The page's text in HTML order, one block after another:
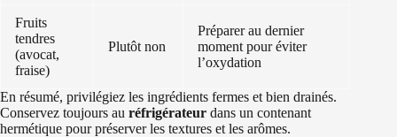
Fruits
tendres
(avocat,
fraise)
Plutôt non
Préparer au dernier
moment pour éviter
l’oxydation
En résumé, privilégiez les ingrédients fermes et bien drainés.
Conservez toujours au réfrigérateur dans un contenant
hermétique pour préserver les textures et les arômes.